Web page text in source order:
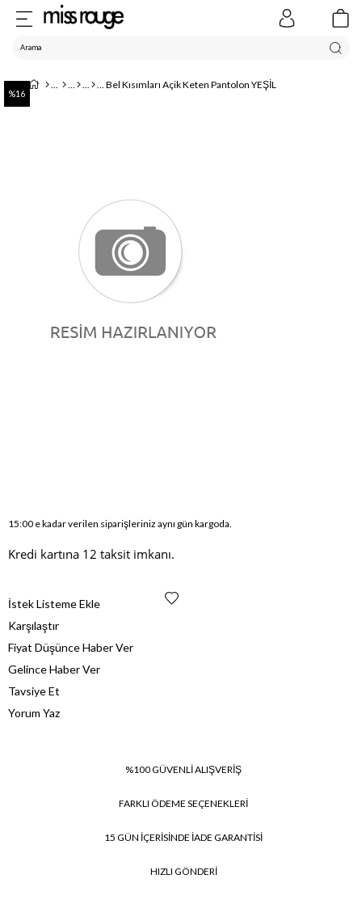
Bel Kısımları Açik Keten Pantolon YEŞİL
16
15:00 e kadar verilen siparişleriniz aynı gün kargoda.
Kredi kartına 12 taksit imkanı.
İstek Listeme Ekle
Karşılaştır
Fiyat Düşünce Haber Ver
Gelince Haber Ver
Tavsiye Et
Yorum Yaz
%100 GÜVENLİ ALIŞVERİŞ
FARKLI ÖDEME SEÇENEKLERİ
15 GÜN İÇERİSİNDE İADE GARANTİSİ
HIZLI GÖNDERİ